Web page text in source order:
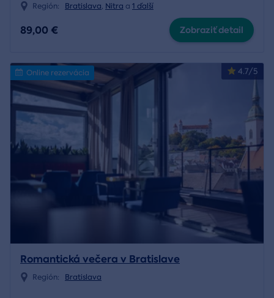
Región: Bratislava, Nitra a 1 ďalší
89,00 € Zobraziť detail
4.7/5
Online rezervácia
Romantická večera v Bratislave
Región: Bratislava